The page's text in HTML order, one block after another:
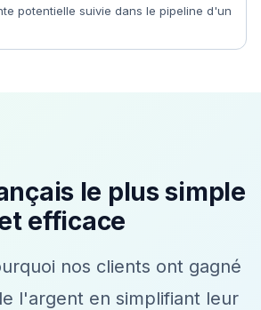
potentielle suivie dans le pipeline d'un
le plus simple
efficace
nos clients ont gagné
l'argent en simplifiant leur